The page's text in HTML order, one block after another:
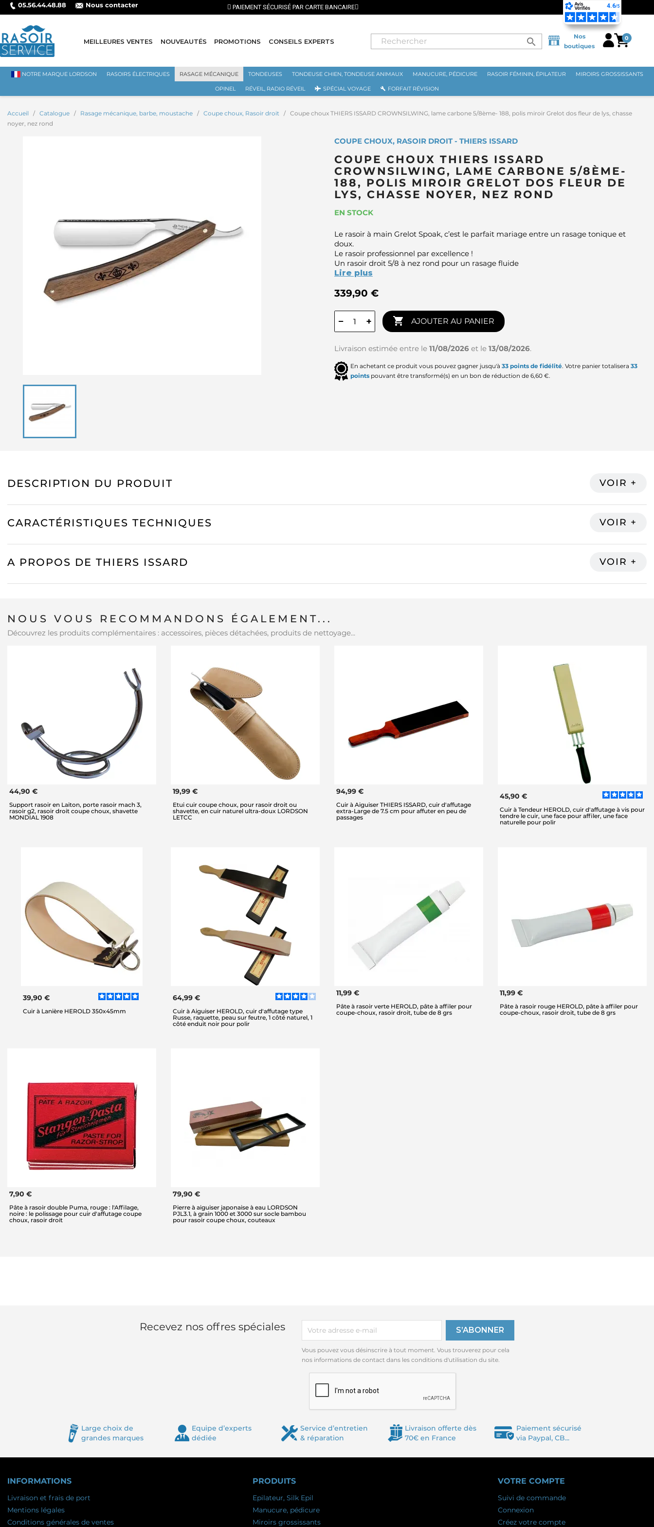
05.56.44.48.88 Nous contacter
MEILLEURES VENTES NOUVEAUTÉS PROMOTIONS CONSEILS EXPERTS search
Nos
boutiques
0
NOTRE MARQUE LORDSON RASOIRS ÉLECTRIQUES RASAGE MÉCANIQUE TONDEUSES TONDEUSE CHIEN, TONDEUSE ANIMAUX MANUCURE, PÉDICURE RASOIR FÉMININ, ÉPILATEUR MIROIRS GROSSISSANTS
OPINEL RÉVEIL, RADIO RÉVEIL SPÉCIAL VOYAGE FORFAIT RÉVISION
Accueil Catalogue Rasage mécanique, barbe, moustache Coupe choux, Rasoir droit
Coupe choux THIERS ISSARD CROWNSILWING, lame carbone 5/8ème- 188, polis miroir Grelot dos fleur de lys, chasse
noyer, nez rond
COUPE CHOUX, RASOIR DROIT - THIERS ISSARD
COUPE CHOUX THIERS ISSARD
CROWNSILWING, LAME CARBONE 5/8ÈME-
188, POLIS MIROIR GRELOT DOS FLEUR DE
LYS, CHASSE NOYER, NEZ ROND
EN STOCK
Le rasoir à main Grelot Spoak, c’est le parfait mariage entre un rasage tonique et
doux.
Le rasoir professionnel par excellence !
Un rasoir droit 5/8 à nez rond pour un rasage fluide
Lire plus
339,90 €
− +  AJOUTER AU PANIER
Livraison estimée entre le 11/08/2026 et le 13/08/2026.
En achetant ce produit vous pouvez gagner jusqu'à 33 points de fidélité. Votre panier totalisera 33
points pouvant être transformé(s) en un bon de réduction de 6,60 €.
DESCRIPTION DU PRODUIT
CARACTÉRISTIQUES TECHNIQUES
A PROPOS DE THIERS ISSARD
NOUS VOUS RECOMMANDONS ÉGALEMENT...
Découvrez les produits complémentaires : accessoires, pièces détachées, produits de nettoyage...
44,90 €
Support rasoir en Laiton, porte rasoir mach 3,
rasoir g2, rasoir droit coupe choux, shavette
MONDIAL 1908
19,99 €
Etui cuir coupe choux, pour rasoir droit ou
shavette, en cuir naturel ultra-doux LORDSON
LETCC
94,99 €
Cuir à Aiguiser THIERS ISSARD, cuir d'affutage
extra-Large de 7.5 cm pour affuter en peu de
passages
45,90 €
Cuir à Tendeur HEROLD, cuir d'affutage à vis pour
tendre le cuir, une face pour affiler, une face
naturelle pour polir
39,90 €
Cuir à Lanière HEROLD 350x45mm
64,99 €
Cuir à Aiguiser HEROLD, cuir d'affutage type
Russe, raquette, peau sur feutre, 1 côté naturel, 1
côté enduit noir pour polir
11,99 €
Pâte à rasoir verte HEROLD, pâte à affiler pour
coupe-choux, rasoir droit, tube de 8 grs
11,99 €
Pâte à rasoir rouge HEROLD, pâte à affiler pour
coupe-choux, rasoir droit, tube de 8 grs
7,90 €
Pâte à rasoir double Puma, rouge : l'Affilage,
noire : le polissage pour cuir d'affutage coupe
choux, rasoir droit
79,90 €
Pierre à aiguiser japonaise à eau LORDSON
PJL3.1, à grain 1000 et 3000 sur socle bambou
pour rasoir coupe choux, couteaux
Recevez nos offres spéciales
Vous pouvez vous désinscrire à tout moment. Vous trouverez pour cela
nos informations de contact dans les conditions d'utilisation du site.
Large choix de
grandes marques
Equipe d’experts
dédiée
Service d’entretien
& réparation
Livraison offerte dès
70€ en France
Paiement sécurisé
via Paypal, CB...
INFORMATIONS
Livraison et frais de port
Mentions légales
Conditions générales de ventes
PRODUITS
Epilateur, Silk Epil
Manucure, pédicure
Miroirs grossissants
VOTRE COMPTE
Suivi de commande
Connexion
Créez votre compte